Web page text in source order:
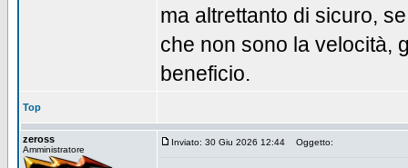
ma altrettanto di sicuro,
che non sono la velocità,
beneficio.
Top
zeross
Amministratore
Inviato: 30 Giu 2026 12:44 Oggetto: